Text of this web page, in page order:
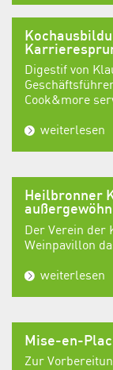
Digestif von
Cook&more
weiterlesen
Heilbronner
Der Verein der
Weinpavillon
weiterlesen
Mise-en-
Zur